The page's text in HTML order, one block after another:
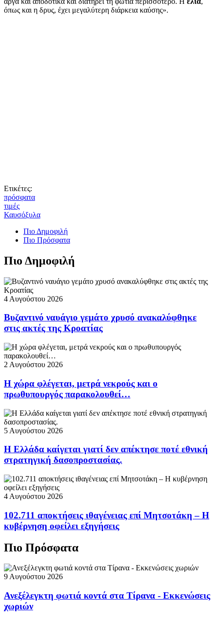
όπως και η δρυς, έχει μεγαλύτερη διάρκεια καύσης».
Ετικέτες:
πρόσφατα
τιμές
Καυσόξυλα
Πιο Δημοφιλή
Πιο Πρόσφατα
Πιο Δημοφιλή
4 Αυγούστου 2026
Βυζαντινό ναυάγιο γεμάτο χρυσό ανακαλύφθηκε
στις ακτές της Κροατίας
2 Αυγούστου 2026
Η χώρα φλέγεται, μετρά νεκρούς και ο
πρωθυπουργός παρακολουθεί…
5 Αυγούστου 2026
Η Ελλάδα καίγεται γιατί δεν απέκτησε ποτέ εθνική
στρατηγική δασοπροστασίας.
4 Αυγούστου 2026
102.711 αποκτήσεις ιθαγένειας επί Μητσοτάκη – Η
κυβέρνηση οφείλει εξηγήσεις
Πιο Πρόσφατα
9 Αυγούστου 2026
Ανεξέλεγκτη φωτιά κοντά στα Τίρανα - Εκκενώσεις
χωριών